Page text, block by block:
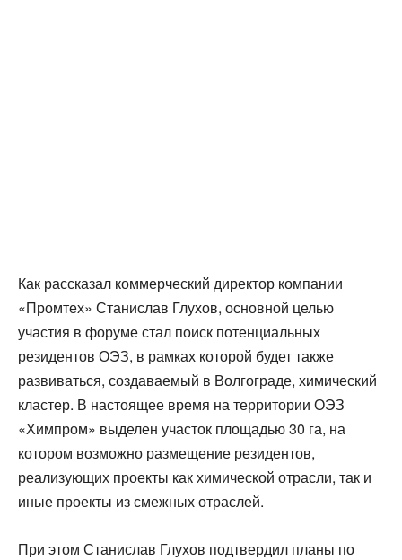
Как рассказал коммерческий директор компании
«Промтех» Станислав Глухов, основной целью
участия в форуме стал поиск потенциальных
резидентов ОЭЗ, в рамках которой будет также
развиваться, создаваемый в Волгограде, химический
кластер. В настоящее время на территории ОЭЗ
«Химпром» выделен участок площадью 30 га, на
котором возможно размещение резидентов,
реализующих проекты как химической отрасли, так и
иные проекты из смежных отраслей.
При этом Станислав Глухов подтвердил планы по